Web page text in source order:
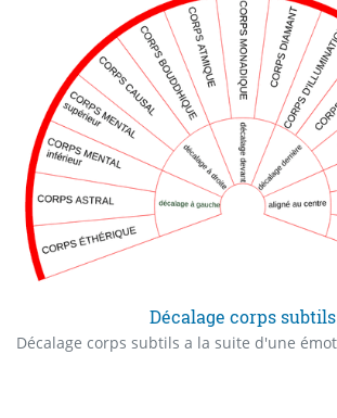
Décalage corps subtils